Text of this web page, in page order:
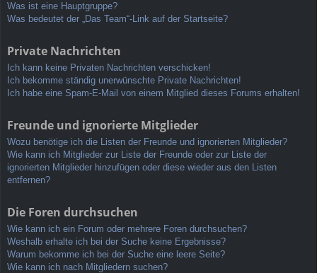
Was ist eine Hauptgruppe?
Was bedeutet der „Das Team“-Link auf der Startseite?
Private Nachrichten
Ich kann keine Privaten Nachrichten verschicken!
Ich bekomme ständig unerwünschte Private Nachrichten!
Ich habe eine Spam-E-Mail von einem Mitglied dieses Forums erhalten!
Freunde und ignorierte Mitglieder
Wozu benötige ich die Listen der Freunde und ignorierten Mitglieder?
Wie kann ich Mitglieder zur Liste der Freunde oder zur Liste der
ignorierten Mitglieder hinzufügen oder diese wieder aus den Listen
entfernen?
Die Foren durchsuchen
Wie kann ich ein Forum oder mehrere Foren durchsuchen?
Weshalb erhalte ich bei der Suche keine Ergebnisse?
Warum bekomme ich bei der Suche eine leere Seite?
Wie kann ich nach Mitgliedern suchen?